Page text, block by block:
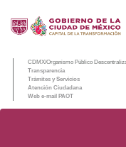
CDMX/Organismo Público
Transparencia
Trámites y Servicios
Atención Ciudadana
Web e-mail PAOT